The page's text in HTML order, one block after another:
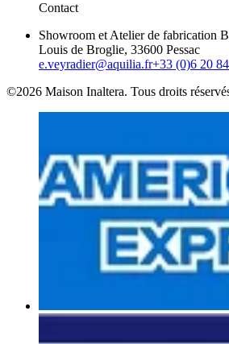
Contact
Showroom et Atelier de fabrication
Louis de Broglie, 33600 Pessac
e.veyradier@aquilia.fr+33 (0)6 20
©2026 Maison Inaltera. Tous droits